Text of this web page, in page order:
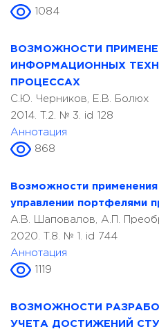
1084
ВОЗМОЖНОСТИ
ИНФОРМАЦИОННЫХ
ПРОЦЕССАХ
С.Ю. Черников, Е.В. Болюх
2014. T.2. № 3. id 128
Аннотация
868
Возможности
управлении портфелями
А.В. Шаповалов, А.П.
2020. T.8. № 1. id 744
Аннотация
1119
ВОЗМОЖНОСТИ
УЧЕТА ДОСТИЖЕНИЙ